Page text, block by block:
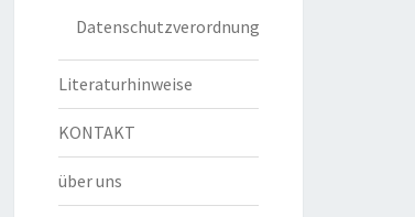
Datenschutzverordnung
Literaturhinweise
KONTAKT
über uns